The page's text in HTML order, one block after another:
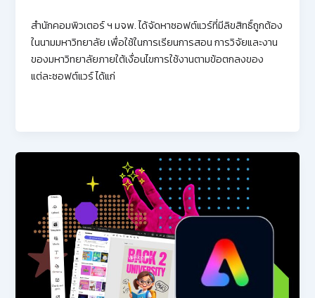
สำนักคอมพิวเตอร์ ฯ มจพ. ได้จัดหาซอฟต์แวร์ที่มีลิขสิทธิ์ถูกต้อง
ในนามมหาวิทยาลัย เพื่อใช้ในการเรียนการสอน การวิจัยและงาน
ของมหาวิทยาลัยภายใต้เงื่อนไขการใช้งานตามข้อตกลงของ
แต่ละซอฟต์แวร์ ได้แก่